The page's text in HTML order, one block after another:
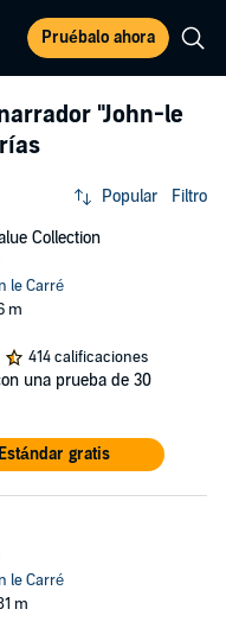
Pruébalo ahora
"John-le
Popular Filtro
Collection
le Carré
m
414 calificaciones
una prueba de 30
gratis
le Carré
m